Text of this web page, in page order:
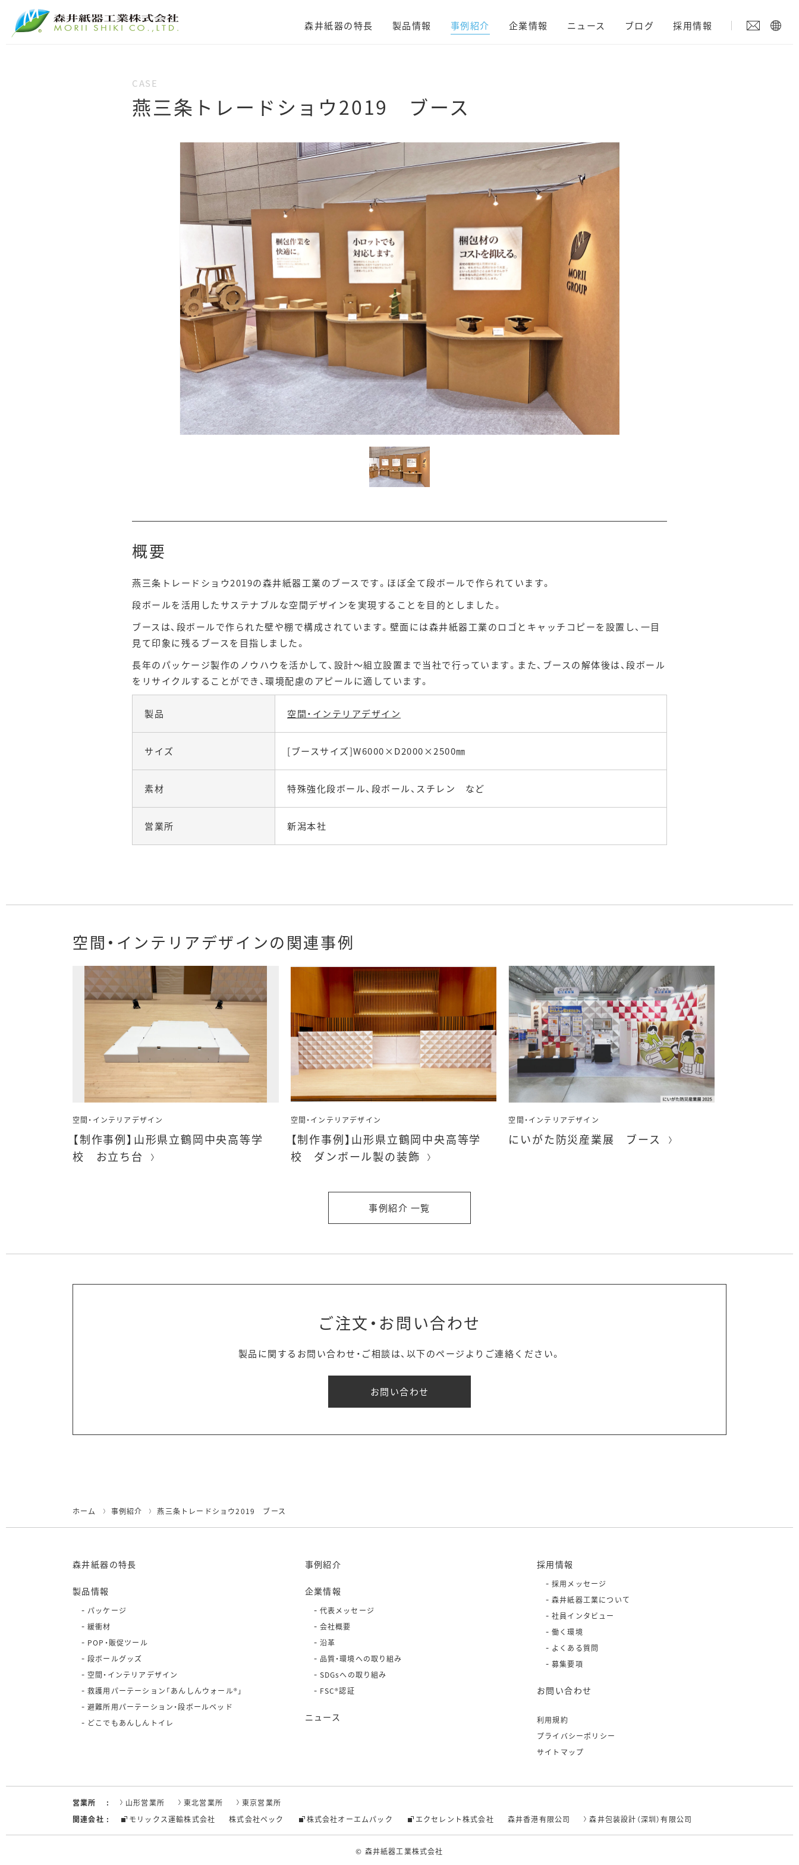
森井紙器の特長 製品情報 事例紹介 企業情報 ニュース ブログ 採用情報
燕三条トレードショウ2019 ブース
概要
燕三条トレードショウ2019の森井紙器工業のブースです。ほぼ全て段ボールで作られています。
段ボールを活用したサステナブルな空間デザインを実現することを目的としました。
ブースは、段ボールで作られた壁や棚で構成されています。壁面には森井紙器工業のロゴとキャッチコピーを設置し、一目
見て印象に残るブースを目指しました。
長年のパッケージ製作のノウハウを活かして、設計～組立設置まで当社で行っています。また、ブースの解体後は、段ボール
をリサイクルすることができ、環境配慮のアピールに適しています。
製品 空間・インテリアデザイン
サイズ [ブースサイズ]W6000×D2000×2500㎜
素材 特殊強化段ボール、段ボール、スチレン など
営業所 新潟本社
空間・インテリアデザインの関連事例
空間・インテリアデザイン
【制作事例】山形県立鶴岡中央高等学
校 お立ち台
空間・インテリアデザイン
【制作事例】山形県立鶴岡中央高等学
校 ダンボール製の装飾
空間・インテリアデザイン
にいがた防災産業展 ブース
事例紹介 一覧
ご注文・お問い合わせ
製品に関するお問い合わせ・ご相談は、以下のページよりご連絡ください。
お問い合わせ
ホーム 事例紹介 燕三条トレードショウ2019 ブース
森井紙器の特長
製品情報
パッケージ
緩衝材
POP・販促ツール
段ボールグッズ
空間・インテリアデザイン
救護用パーテーション「あんしんウォール®」
避難所用パーテーション・段ボールベッド
どこでもあんしんトイレ
事例紹介
企業情報
代表メッセージ
会社概要
沿革
品質・環境への取り組み
SDGsへの取り組み
FSC®認証
ニュース
採用情報
採用メッセージ
森井紙器工業について
社員インタビュー
働く環境
よくある質問
募集要項
お問い合わせ
利用規約
プライバシーポリシー
サイトマップ
営業所 山形営業所 東北営業所
東京営業所
関連会社
モリックス運輸株式会社 株式会社ペック 株式会社オーエムパック エクセレント株式会社 森井香港有限公司 森井包装設計（深圳）有限公司
© 森井紙器工業株式会社